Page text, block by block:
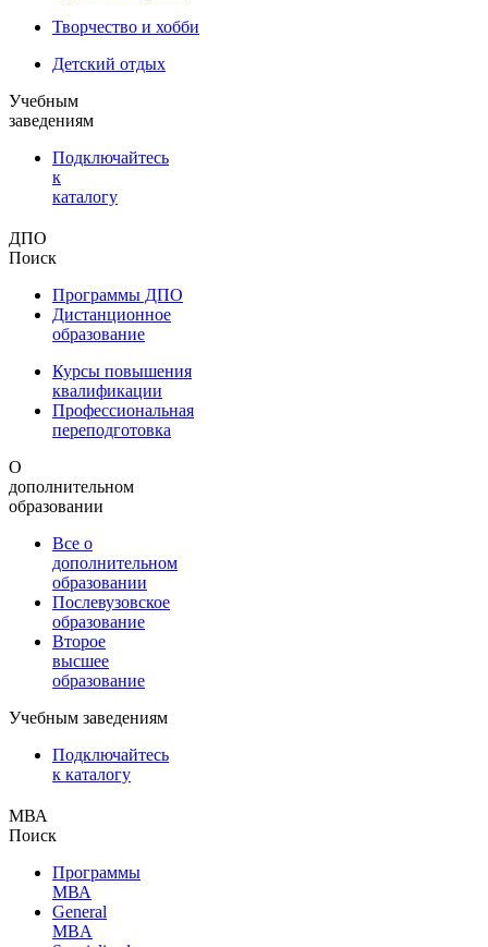
Творчество и хобби
Детский отдых
Учебным
заведениям
Подключайтесь
к
каталогу
ДПО
Поиск
Программы ДПО
Дистанционное
образование
Курсы повышения
квалификации
Профессиональная
переподготовка
О
дополнительном
образовании
Все о
дополнительном
образовании
Послевузовское
образование
Второе
высшее
образование
Учебным заведениям
Подключайтесь
к каталогу
МВА
Поиск
Программы
МВА
General
MBA